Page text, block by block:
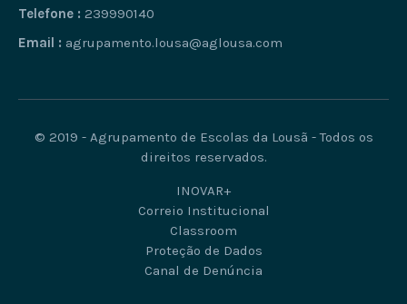
Telefone : 239990140
Email : agrupamento.lousa@aglousa.com
© 2019 - Agrupamento de Escolas da Lousã - Todos os
direitos reservados.
INOVAR+
Correio Institucional
Classroom
Proteção de Dados
Canal de Denúncia